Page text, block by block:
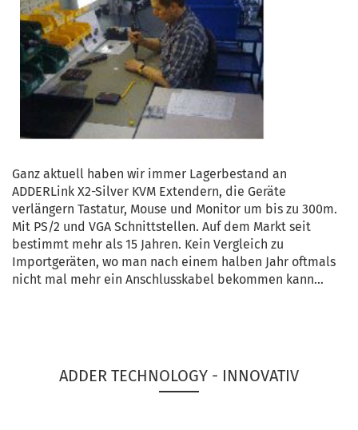
Ganz aktuell haben wir immer Lagerbestand an
ADDERLink X2-Silver KVM Extendern, die Geräte
verlängern Tastatur, Mouse und Monitor um bis zu 300m.
Mit PS/2 und VGA Schnittstellen. Auf dem Markt seit
bestimmt mehr als 15 Jahren. Kein Vergleich zu
Importgeräten, wo man nach einem halben Jahr oftmals
nicht mal mehr ein Anschlusskabel bekommen kann…
ADDER TECHNOLOGY - INNOVATIV